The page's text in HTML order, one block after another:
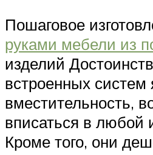
Пошаговое
руками мебели из
изделий
встроенных систем
вместительность,
вписаться в любой
Кроме того, они